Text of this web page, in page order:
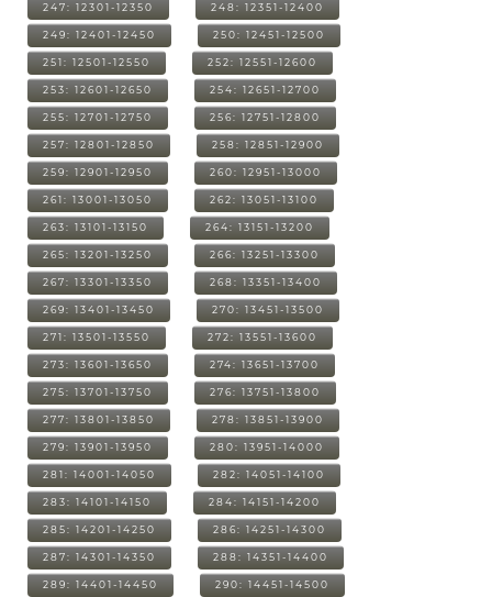
247: 12301-12350 248: 12351-12400
249: 12401-12450 250: 12451-12500
251: 12501-12550 252: 12551-12600
253: 12601-12650 254: 12651-12700
255: 12701-12750 256: 12751-12800
257: 12801-12850 258: 12851-12900
259: 12901-12950 260: 12951-13000
261: 13001-13050 262: 13051-13100
263: 13101-13150 264: 13151-13200
265: 13201-13250 266: 13251-13300
267: 13301-13350 268: 13351-13400
269: 13401-13450 270: 13451-13500
271: 13501-13550 272: 13551-13600
273: 13601-13650 274: 13651-13700
275: 13701-13750 276: 13751-13800
277: 13801-13850 278: 13851-13900
279: 13901-13950 280: 13951-14000
281: 14001-14050 282: 14051-14100
283: 14101-14150 284: 14151-14200
285: 14201-14250 286: 14251-14300
287: 14301-14350 288: 14351-14400
289: 14401-14450 290: 14451-14500